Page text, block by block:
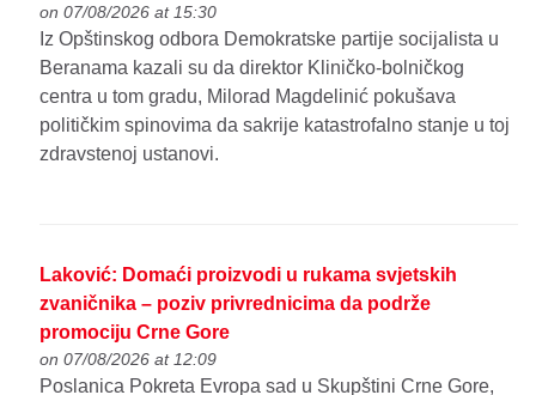
on 07/08/2026 at 15:30
Iz Opštinskog odbora Demokratske partije socijalista u
Beranama kazali su da direktor Kliničko-bolničkog
centra u tom gradu, Milorad Magdelinić pokušava
političkim spinovima da sakrije katastrofalno stanje u toj
zdravstenoj ustanovi.
Laković: Domaći proizvodi u rukama svjetskih
zvaničnika – poziv privrednicima da podrže
promociju Crne Gore
on 07/08/2026 at 12:09
Poslanica Pokreta Evropa sad u Skupštini Crne Gore,